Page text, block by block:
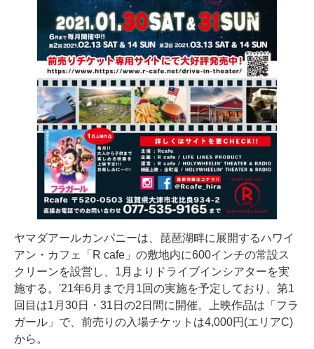
ヤマダアールカンパニーは、琵琶湖畔に展開するハワイ
アン・カフェ「R cafe」の敷地内に600インチの常設ス
クリーンを設営し、1月よりドライブインシアターを実
施する。'21年6月まで月1回の実施を予定しており、第1
回目は1月30日・31日の2日間に開催。上映作品は「フラ
ガール」で、前売りの入場チケットは4,000円(エリアC)
から。